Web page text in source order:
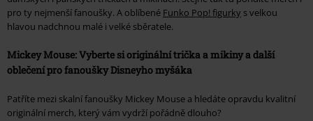
pro ty nejmenší fanoušky. A oblíbené Funko Pop! figurky s velkou
hlavou nadchnou malé i velké sběratele.
Mickey Mouse: Vyberte si originální trička a mikiny a další
oblečení pro fanoušky Disneyho myšáka
Patříte mezi skalní fanoušky Mickey Mouse a hledáte opravdu kvalitní
originální merch, který vám vydrží pořádně dlouho?